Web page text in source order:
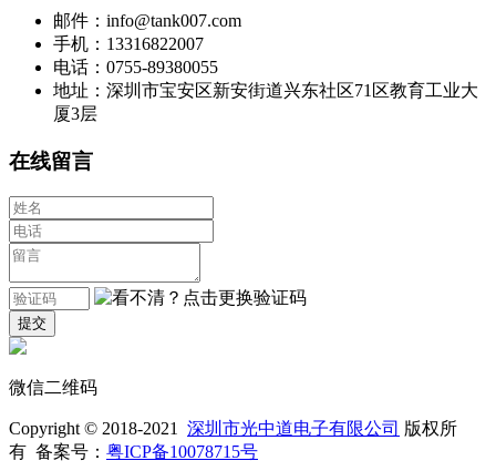
邮件：info@tank007.com
手机：13316822007
电话：0755-89380055
地址：深圳市宝安区新安街道兴东社区71区教育工业大
厦3层
在线留言
微信二维码
Copyright © 2018-2021 深圳市光中道电子有限公司 版权所
有 备案号： 粤ICP备10078715号